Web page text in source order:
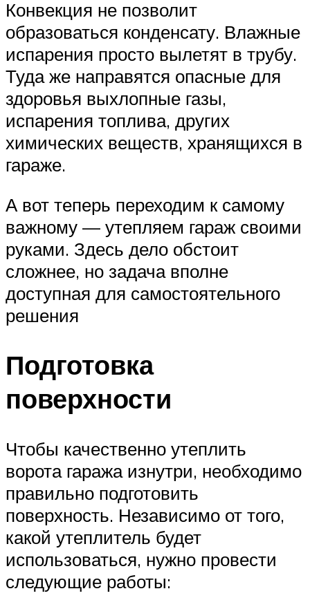
Конвекция не позволит
образоваться конденсату. Влажные
испарения просто вылетят в трубу.
Туда же направятся опасные для
здоровья выхлопные газы,
испарения топлива, других
химических веществ, хранящихся в
гараже.
А вот теперь переходим к самому
важному — утепляем гараж своими
руками. Здесь дело обстоит
сложнее, но задача вполне
доступная для самостоятельного
решения
Подготовка
поверхности
Чтобы качественно утеплить
ворота гаража изнутри, необходимо
правильно подготовить
поверхность. Независимо от того,
какой утеплитель будет
использоваться, нужно провести
следующие работы: